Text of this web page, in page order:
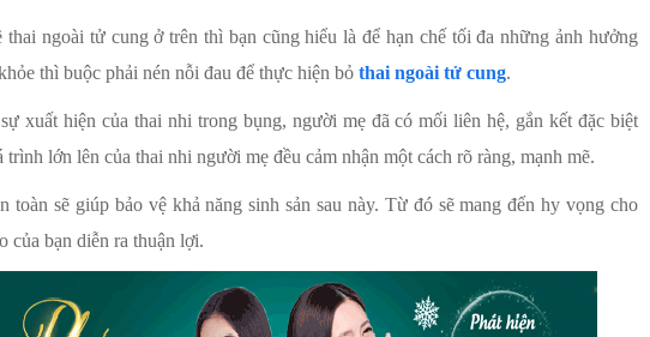
ngoài tử cung ở trên thì bạn cũng hiểu là để hạn chế tối đa những ảnh hưởng
thì buộc phải nén nỗi đau để thực hiện bỏ thai ngoài tử cung.
xuất hiện của thai nhi trong bụng, người mẹ đã có mối liên hệ, gắn kết đặc biệt
trình lớn lên của thai nhi người mẹ đều cảm nhận một cách rõ ràng, mạnh mẽ.
toàn sẽ giúp bảo vệ khả năng sinh sản sau này. Từ đó sẽ mang đến hy vọng cho
của bạn diễn ra thuận lợi.